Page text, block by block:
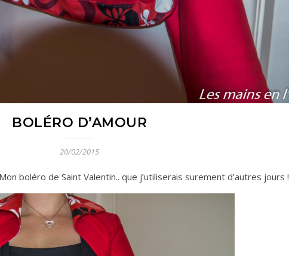
BOLÉRO D’AMOUR
20/02/2015
boléro de Saint Valentin.. que j’utiliserais surement d’autres jours !